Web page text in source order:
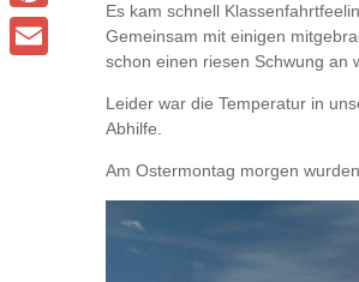
Es kam schnell
Gemeinsam mit einigen
schon einen riesen Schwung an
Leider war die Temperatur in
Abhilfe.
Am Ostermontag morgen
Pinterest